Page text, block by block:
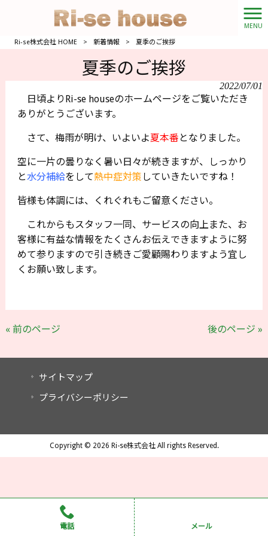
MENU
Ri-se株式会社 HOME > 新着情報 > 夏季のご挨拶
夏季のご挨拶
2022/07/01
日頃よりRi-se houseのホームページをご覧いただき
ありがとうございます。
さて、梅雨が明け、いよいよ夏本番 となりました。
空に一片の曇りなく暑い日々が続きますが、しっかり
と水分補給をして熱中症対策 していきたいですね！
皆様も体調には、くれぐれもご留意ください。
これからもスタッフ一同、サービスの向上また、お
客様に有益な情報をたくさんお伝えできますように努
めて参りますので引き続きご愛顧賜わりますよう宜し
くお願い致します。
« 前のページ 後のページ »
サイトマップ
プライバシーポリシー
Copyright © 2026 Ri-se株式会社 All rights Reserved.
電話 メール